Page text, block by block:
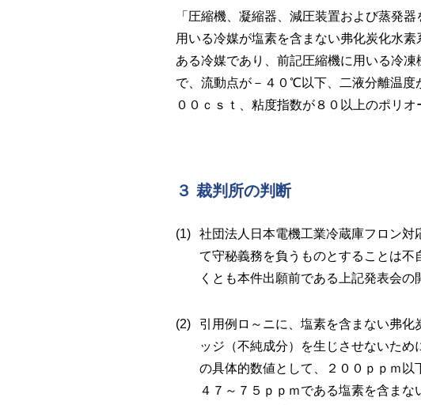
「圧縮機、凝縮器、減圧装置および蒸発
用いる冷媒が塩素を含まない弗化炭化水
ある冷媒であり、前記圧縮機に用いる冷
で、流動点が－４０℃以下、二液分離温
００ｃｓｔ、粘度指数が８０以上のポリ
３ 裁判所の判断
社団法人日本電機工業冷蔵庫フロン
て守秘義務を負うものとすることは
くとも本件出願前である上記発表会
引用例ロ～ニに、塩素を含まない弗
ッジ（不純成分）を生じさせないた
の具体的数値として、２００ｐｐｍ
４７～７５ｐｐｍである塩素を含ま